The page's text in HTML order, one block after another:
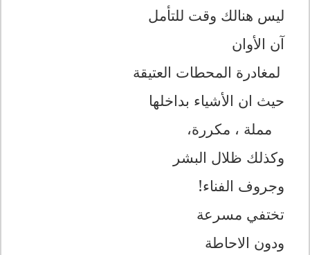
ليس هنالك وقت للتأمل
آن الأوان
لمغادرة المحطات العتيقة
حيث ان الأشياء بداخلها
مملة ، مكررة،
وكذلك ظلال البشر
وجروف الفناء!
تختفي مسرعة
ودون الاحاطة